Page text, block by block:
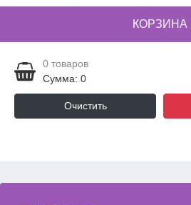
КОРЗИНА
0 товаров
Сумма: 0
Очистить